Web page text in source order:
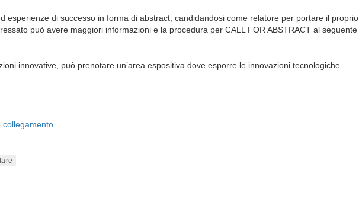
esperienze di successo in forma di abstract, candidandosi come relatore per portare il proprio
può avere maggiori informazioni e la procedura per CALL FOR ABSTRACT al seguente
innovative, può prenotare un’area espositiva dove esporre le innovazioni tecnologiche
collegamento